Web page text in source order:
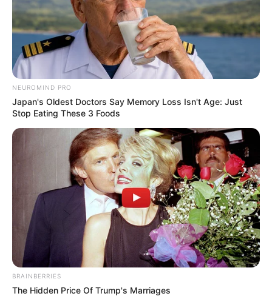
NEUROMIND PRO
Japan's Oldest Doctors Say Memory Loss Isn't Age: Just
Stop Eating These 3 Foods
BRAINBERRIES
The Hidden Price Of Trump's Marriages